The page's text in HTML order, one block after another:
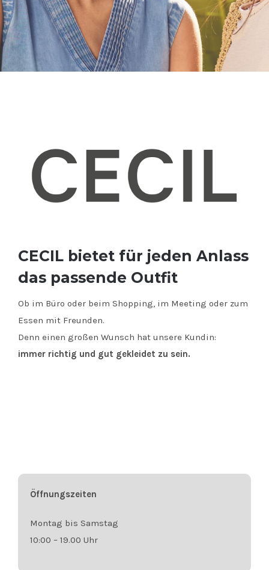
CECIL bietet für jeden Anlass
das passende Outfit
Ob im Büro oder beim Shopping, im Meeting oder zum
Essen mit Freunden.
Denn einen großen Wunsch hat unsere Kundin:
immer richtig und gut gekleidet zu sein.
Öffnungszeiten
Montag bis Samstag
10:00 – 19.00 Uhr